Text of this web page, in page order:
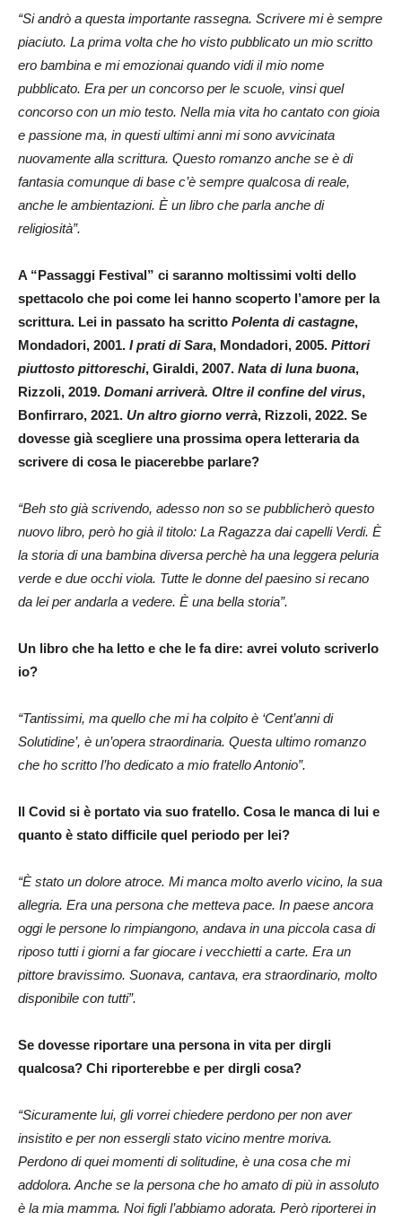
“Si andrò a questa importante rassegna. Scrivere mi è sempre
piaciuto. La prima volta che ho visto pubblicato un mio scritto
ero bambina e mi emozionai quando vidi il mio nome
pubblicato. Era per un concorso per le scuole, vinsi quel
concorso con un mio testo. Nella mia vita ho cantato con gioia
e passione ma, in questi ultimi anni mi sono avvicinata
nuovamente alla scrittura. Questo romanzo anche se è di
fantasia comunque di base c’è sempre qualcosa di reale,
anche le ambientazioni. È un libro che parla anche di
religiosità”.
A “Passaggi Festival” ci saranno moltissimi volti dello
spettacolo che poi come lei hanno scoperto l’amore per la
scrittura. Lei in passato ha scritto Polenta di castagne,
Mondadori, 2001. I prati di Sara, Mondadori, 2005. Pittori
piuttosto pittoreschi, Giraldi, 2007. Nata di luna buona,
Rizzoli, 2019. Domani arriverà. Oltre il confine del virus,
Bonfirraro, 2021. Un altro giorno verrà, Rizzoli, 2022. Se
dovesse già scegliere una prossima opera letteraria da
scrivere di cosa le piacerebbe parlare?
“Beh sto già scrivendo, adesso non so se pubblicherò questo
nuovo libro, però ho già il titolo: La Ragazza dai capelli Verdi. È
la storia di una bambina diversa perchè ha una leggera peluria
verde e due occhi viola. Tutte le donne del paesino si recano
da lei per andarla a vedere. È una bella storia”.
Un libro che ha letto e che le fa dire: avrei voluto scriverlo
io?
“Tantissimi, ma quello che mi ha colpito è ‘Cent’anni di
Solutidine’, è un’opera straordinaria. Questa ultimo romanzo
che ho scritto l’ho dedicato a mio fratello Antonio”.
Il Covid si è portato via suo fratello. Cosa le manca di lui e
quanto è stato difficile quel periodo per lei?
“È stato un dolore atroce. Mi manca molto averlo vicino, la sua
allegria. Era una persona che metteva pace. In paese ancora
oggi le persone lo rimpiangono, andava in una piccola casa di
riposo tutti i giorni a far giocare i vecchietti a carte. Era un
pittore bravissimo. Suonava, cantava, era straordinario, molto
disponibile con tutti”.
Se dovesse riportare una persona in vita per dirgli
qualcosa? Chi riporterebbe e per dirgli cosa?
“Sicuramente lui, gli vorrei chiedere perdono per non aver
insistito e per non essergli stato vicino mentre moriva.
Perdono di quei momenti di solitudine, è una cosa che mi
addolora. Anche se la persona che ho amato di più in assoluto
è la mia mamma. Noi figli l’abbiamo adorata. Però riporterei in